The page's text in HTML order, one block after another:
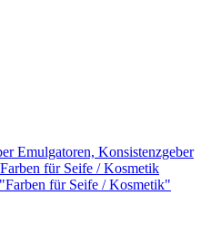
Emulgatoren, Konsistenzgeber
Farben für Seife / Kosmetik
für Seife / Kosmetik"